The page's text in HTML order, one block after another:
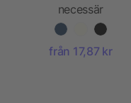
necessär
av GRS
från 17,87 kr